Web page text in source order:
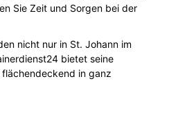
Sie Zeit und Sorgen bei der
nicht nur in St. Johann im
bietet seine
in ganz